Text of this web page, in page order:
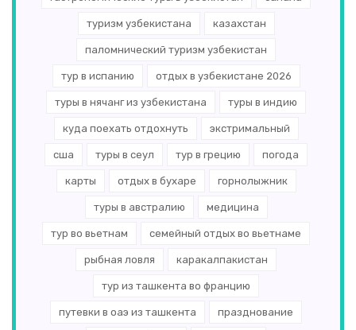
туризм узбекистана казахстан
паломнический туризм узбекистан
тур в испанию отдых в узбекистане 2026
туры в нячанг из узбекистана туры в индию
куда поехать отдохнуть экстримальный
сша туры в сеул тур в грецию погода
карты отдых в бухаре горнолыжник
туры в австралию медицина
тур во вьетнам семейный отдых во вьетнаме
рыбная ловля каракалпакистан
тур из ташкента во францию
путевки в оаэ из ташкента празднование